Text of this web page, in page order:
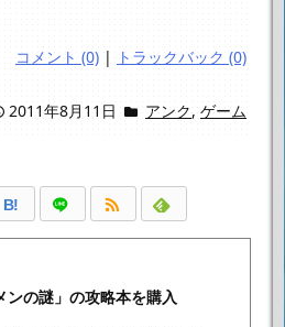
コメント (0) | トラックバック (0)
2011年8月11日 アンク, ゲーム
B!
ンの謎」の攻略本を購入